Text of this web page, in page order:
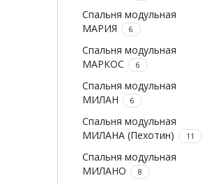
Спальня модульная
МАРИЯ
6
Спальня модульная
МАРКОС
6
Спальня модульная
МИЛАН
6
Спальня модульная
МИЛАНА (Пехотин)
11
Спальня модульная
МИЛАНО
8